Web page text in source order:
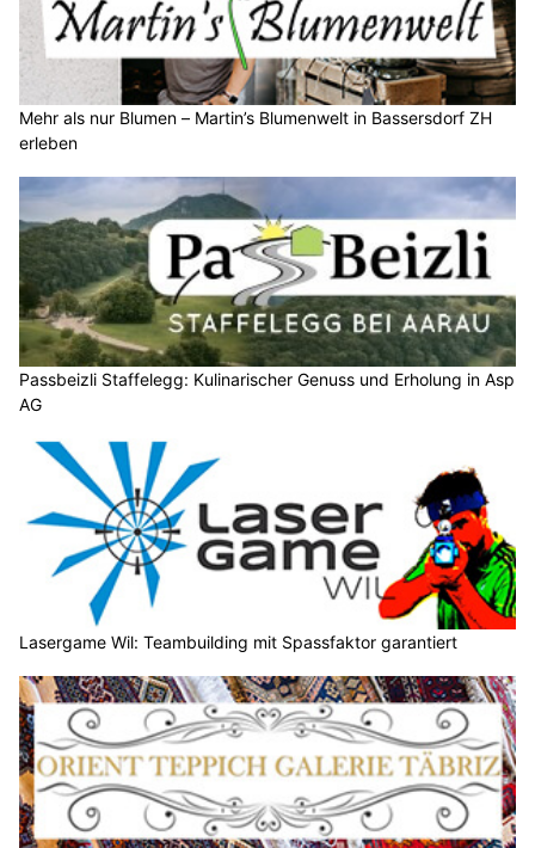
Mehr als nur Blumen – Martin’s Blumenwelt in Bassersdorf ZH
erleben
Passbeizli Staffelegg: Kulinarischer Genuss und Erholung in Asp
AG
Lasergame Wil: Teambuilding mit Spassfaktor garantiert